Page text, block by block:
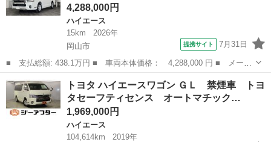
4,288,000円
ハイエース
15km
2026年
岡山市
提携サイト 7月31日
■ 支払総額: 438.1万円 ■ 車両本体価格： 4,288,000 円 ■ メーカ
ー名： トヨタ ■ 車種名： ハイエースワゴン ■ グレード名：
ＧＬ １年保証付・禁煙車・登録済未使用車・パノラミックビューモ
ニター・...
岡山 岡山市 ハイエース
トヨタ ハイエースワゴン ＧＬ 禁煙車 トヨ
タセーフティセンス オートマチック…
1,969,000円
ハイエース
104,614km
2019年